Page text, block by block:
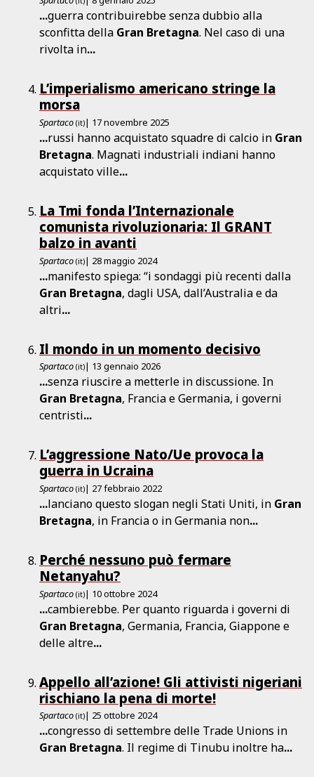
...guerra contribuirebbe senza dubbio alla
sconfitta della Gran Bretagna. Nel caso di una
rivolta in...
L’imperialismo americano stringe la
morsa
Spartaco (it)| 17 novembre 2025
...russi hanno acquistato squadre di calcio in Gran
Bretagna. Magnati industriali indiani hanno
acquistato ville...
La Tmi fonda l’Internazionale
comunista rivoluzionaria: Il GRANT
balzo in avanti
Spartaco (it)| 28 maggio 2024
...manifesto spiega: “i sondaggi più recenti dalla
Gran Bretagna, dagli USA, dall’Australia e da
altri...
Il mondo in un momento decisivo
Spartaco (it)| 13 gennaio 2026
...senza riuscire a metterle in discussione. In
Gran Bretagna, Francia e Germania, i governi
centristi...
L’aggressione Nato/Ue provoca la
guerra in Ucraina
Spartaco (it)| 27 febbraio 2022
...lanciano questo slogan negli Stati Uniti, in Gran
Bretagna, in Francia o in Germania non...
Perché nessuno può fermare
Netanyahu?
Spartaco (it)| 10 ottobre 2024
...cambierebbe. Per quanto riguarda i governi di
Gran Bretagna, Germania, Francia, Giappone e
delle altre...
Appello all’azione! Gli attivisti nigeriani
rischiano la pena di morte!
Spartaco (it)| 25 ottobre 2024
...congresso di settembre delle Trade Unions in
Gran Bretagna. Il regime di Tinubu inoltre ha...